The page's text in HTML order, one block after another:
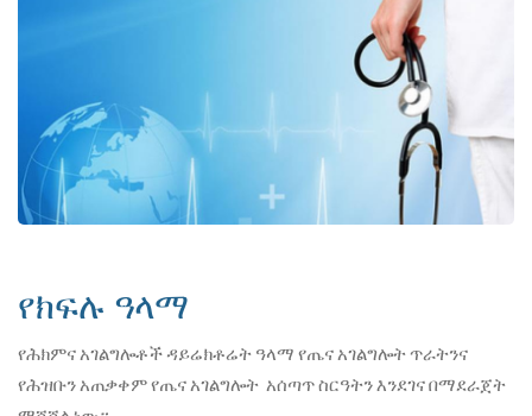
የክፍሉ ዓላማ
የሕክምና አገልግሎቶች ዳይሬክቶሬት ዓላማ የጤና አገልግሎት ጥራትንና
የሕዝቡን አጠቃቀም የጤና አገልግሎት አሰጣጥ ስርዓትን እንደገና በማደራጀት